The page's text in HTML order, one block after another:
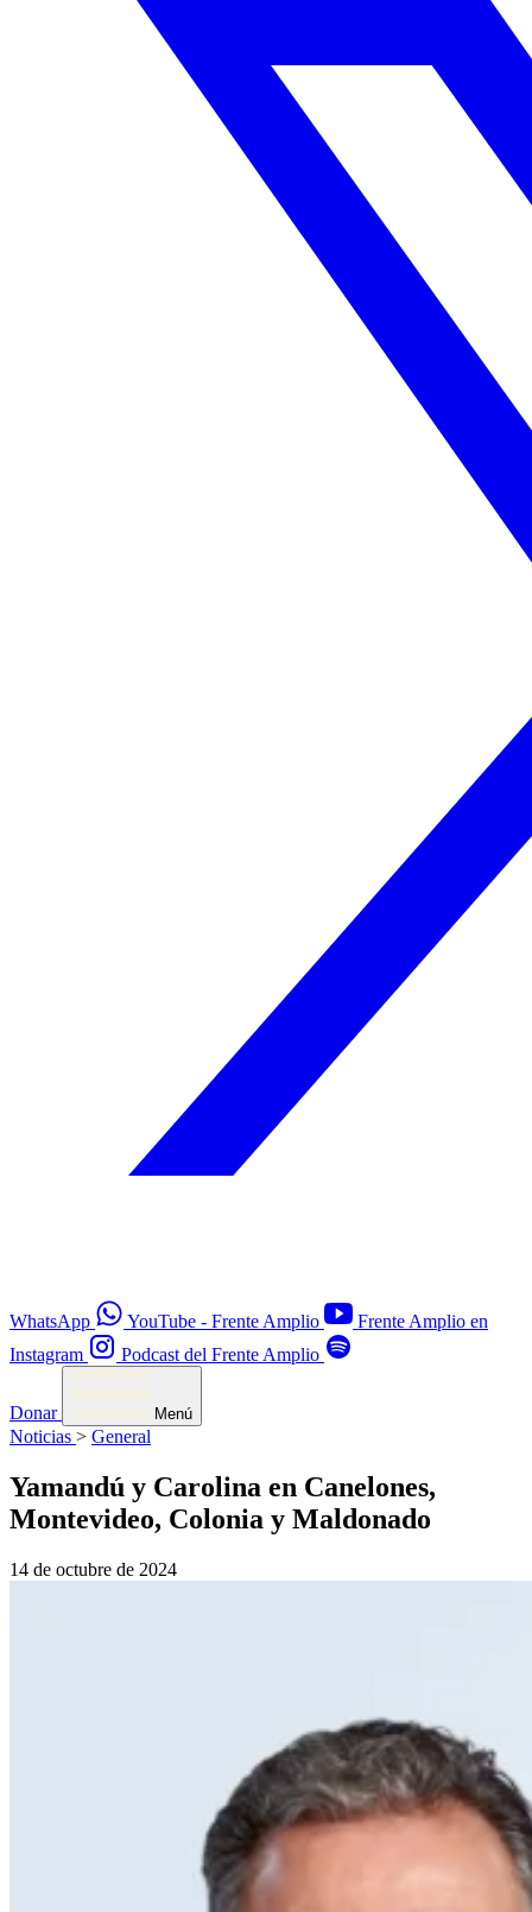
WhatsApp YouTube - Frente Amplio
Frente Amplio en
Instagram
Podcast del Frente Amplio
Donar Menú
Noticias > General
Yamandú y Carolina en Canelones,
Montevideo, Colonia y Maldonado
14 de octubre de 2024